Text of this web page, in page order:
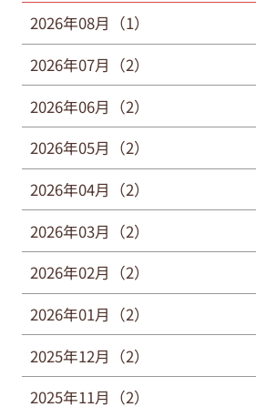
2026年08月（1）
2026年07月（2）
2026年06月（2）
2026年05月（2）
2026年04月（2）
2026年03月（2）
2026年02月（2）
2026年01月（2）
2025年12月（2）
2025年11月（2）